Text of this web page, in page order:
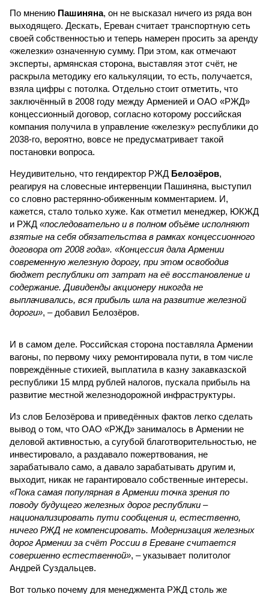
По мнению Пашиняна, он не высказал ничего из ряда вон
выходящего. Дескать, Ереван считает транспортную сеть
своей собственностью и теперь намерен просить за аренду
«железки» означенную сумму. При этом, как отмечают
эксперты, армянская сторона, выставляя этот счёт, не
раскрыла методику его калькуляции, то есть, получается,
взяла цифры с потолка. Отдельно стоит отметить, что
заключённый в 2008 году между Арменией и ОАО «РЖД»
концессионный договор, согласно которому российская
компания получила в управление «железку» республики до
2038-го, вероятно, вовсе не предусматривает такой
постановки вопроса.
Неудивительно, что гендиректор РЖД Белозёров,
реагируя на словесные интервенции Пашиняна, выступил
со словно растерянно-обиженным комментарием. И,
кажется, стало только хуже. Как отметил менеджер, ЮКЖД
и РЖД «последовательно и в полном объёме исполняют
взятые на себя обязательства в рамках концессионного
договора от 2008 года». «Концессия дала Армении
современную железную дорогу, при этом освободив
бюджет республики от затрат на её восстановление и
содержание. Дивиденды акционеру никогда не
выплачивались, вся прибыль шла на развитие железной
дороги», – добавил Белозёров.
И в самом деле. Российская сторона поставляла Армении
вагоны, по первому чиху ремонтировала пути, в том числе
повреждённые стихией, выплатила в казну закавказской
республики 15 млрд рублей налогов, пускала прибыль на
развитие местной железнодорожной инфраструктуры.
Из слов Белозёрова и приведённых фактов легко сделать
вывод о том, что ОАО «РЖД» занималось в Армении не
деловой активностью, а сугубой благотворительностью, не
инвестировало, а раздавало пожертвования, не
зарабатывало само, а давало зарабатывать другим и,
выходит, никак не гарантировало собственные интересы.
«Пока самая популярная в Армении точка зрения по
поводу будущего железных дорог рес­публики –
национализировать пути сообщения и, естественно,
ничего РЖД не компенсировать. Модернизация железных
дорог Армении за счёт России в Ереване считается
совершенно естественной», – указывает политолог
Андрей Суздальцев.
Вот только почему для менеджмента РЖД столь же